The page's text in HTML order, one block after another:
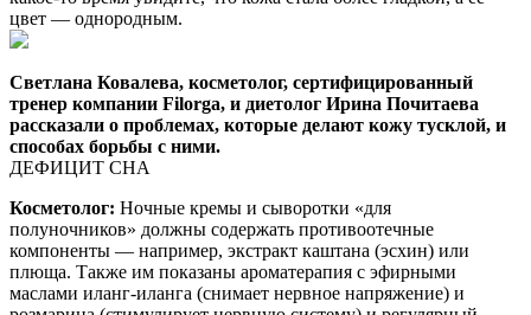
цвет — ­однородным.
Светлана Ковалева, косметолог, сертифицированный
тренер компании Filorga, и диетолог Ирина Почитаева
рассказали о проблемах, которые делают кожу тусклой, и
способах борьбы с ними.
ДЕФИЦИТ СНА
Косметолог: Ночные кремы и сыворотки «для
полуночников» должны содержать противоотечные
компоненты — например, экстракт каштана (эсхин) или
плюща. Также им показаны ароматерапия с эфирными
маслами иланг-иланга (снимает нервное напряжение) и